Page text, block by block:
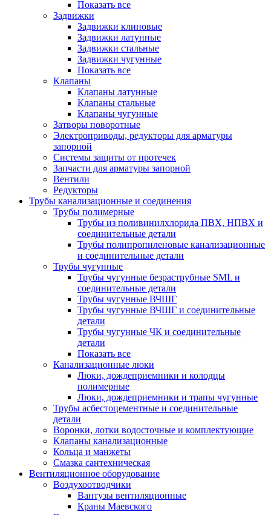
Показать все
Задвижки
Задвижки клиновые
Задвижки латунные
Задвижки стальные
Задвижки чугунные
Показать все
Клапаны
Клапаны латунные
Клапаны стальные
Клапаны чугунные
Затворы поворотные
Электроприводы, редукторы для арматуры
запорной
Системы защиты от протечек
Запчасти для арматуры запорной
Вентили
Редукторы
Трубы канализационные и соединения
Трубы полимерные
Трубы из поливинилхлорида ПВХ, НПВХ и
соединительные детали
Трубы полипропиленовые канализационные
и соединительные детали
Трубы чугунные
Трубы чугунные безраструбные SML и
соединительные детали
Трубы чугунные ВЧШГ
Трубы чугунные ВЧШГ и соединительные
детали
Трубы чугунные ЧК и соединительные
детали
Показать все
Канализационные люки
Люки, дождеприемники и колодцы
полимерные
Люки, дождеприемники и трапы чугунные
Трубы асбестоцементные и соединительные
детали
Воронки, лотки водосточные и комплектующие
Клапаны канализационные
Кольца и манжеты
Смазка сантехническая
Вентиляционное оборудование
Воздухоотводчики
Вантузы вентиляционные
Краны Маевского